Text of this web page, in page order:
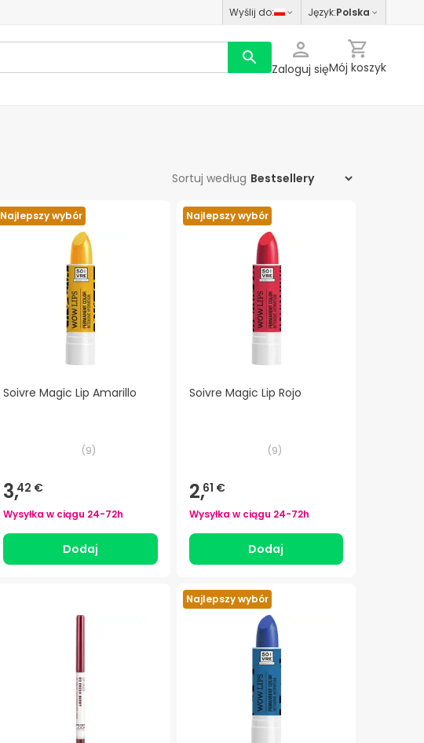
Wyślij do: Język:Polska
Zaloguj sięMój koszyk
Sortuj według
Najlepszy wybór
Soivre Magic Lip Amarillo
(9)
3,42 €
Wysyłka w ciągu 24-72h
Dodaj
Najlepszy wybór
Soivre Magic Lip Rojo
(9)
2,61 €
Wysyłka w ciągu 24-72h
Dodaj
Najlepszy wybór